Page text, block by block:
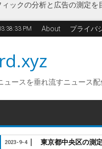
ックの分析と広告の測定を
PM About プライバ
ュースを垂れ流すニュース配
東京都中央区の測
2023-9-4